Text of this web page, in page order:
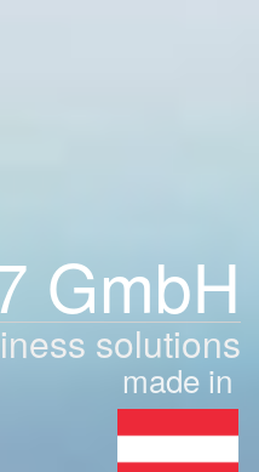
GmbH
solutions
made in